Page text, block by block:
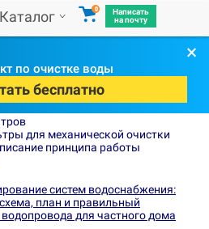
Каталог 0
Написать
на почту
по очистке воды
бесплатно
×
для механической очистки
принципа работы
систем водоснабжения:
план и правильный
для частного дома